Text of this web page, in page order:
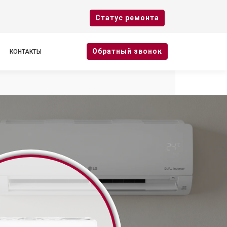
Cтатус ремонта
КОНТАКТЫ Oбратный звонок